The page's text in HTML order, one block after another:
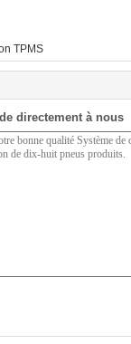
TPMS
directement à nous